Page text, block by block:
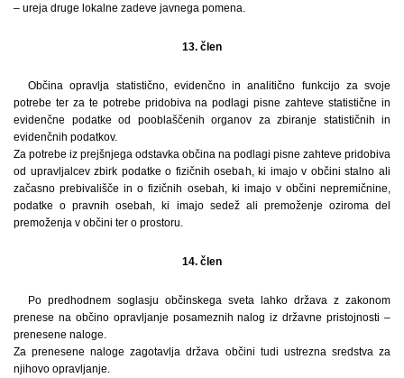
– ureja druge lokalne zadeve javnega pomena.
13. člen
Občina opravlja statistično, evidenčno in analitično funkcijo za svoje
potrebe ter za te potrebe pridobiva na podlagi pisne zahteve statistične in
evidenčne podatke od pooblaščenih organov za zbiranje statističnih in
evidenčnih podatkov.
Za potrebe iz prejšnjega odstavka občina na podlagi pisne zahteve pridobiva
od upravljalcev zbirk podatke o fizičnih osebah, ki imajo v občini stalno ali
začasno prebivališče in o fizičnih osebah, ki imajo v občini nepremičnine,
podatke o pravnih osebah, ki imajo sedež ali premoženje oziroma del
premoženja v občini ter o prostoru.
14. člen
Po predhodnem soglasju občinskega sveta lahko država z zakonom
prenese na občino opravljanje posameznih nalog iz državne pristojnosti –
prenesene naloge.
Za prenesene naloge zagotavlja država občini tudi ustrezna sredstva za
njihovo opravljanje.